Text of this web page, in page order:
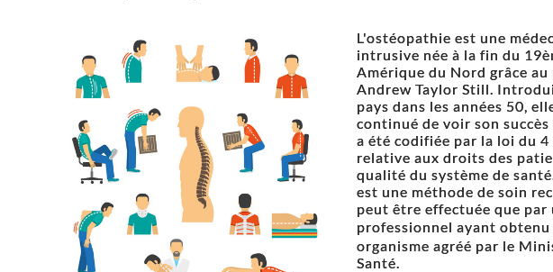
L'ostéopathie est une
intrusive née à la fin du
Amérique du Nord grâce au
Andrew Taylor Still.
pays dans les années 50,
continué de voir son
a été codifiée par la loi du 4
relative aux droits des
qualité du système de
est une méthode de soin
peut être effectuée que par
professionnel ayant
organisme agréé par le
Santé.